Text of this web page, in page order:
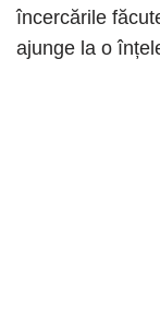
încercările
ajunge la o